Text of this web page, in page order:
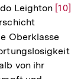
Leighton Zur
der
[10]
Oberklasse
von ihr